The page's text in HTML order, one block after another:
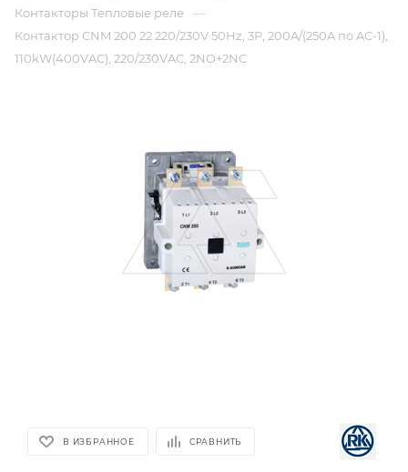
Контакторы Тепловые реле —
Контактор CNM 200 22 220/230V 50Hz, 3P, 200A/(250A по AC-1),
110kW(400VAC), 220/230VAC, 2NO+2NC
В ИЗБРАННОЕ СРАВНИТЬ